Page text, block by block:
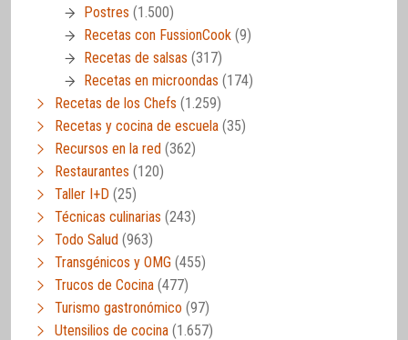
Postres (1.500)
Recetas con FussionCook (9)
Recetas de salsas (317)
Recetas en microondas (174)
Recetas de los Chefs (1.259)
Recetas y cocina de escuela (35)
Recursos en la red (362)
Restaurantes (120)
Taller I+D (25)
Técnicas culinarias (243)
Todo Salud (963)
Transgénicos y OMG (455)
Trucos de Cocina (477)
Turismo gastronómico (97)
Utensilios de cocina (1.657)